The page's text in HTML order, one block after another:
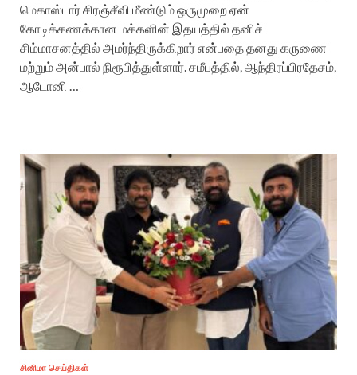
மெகாஸ்டார் சிரஞ்சீவி மீண்டும் ஒருமுறை ஏன்
கோடிக்கணக்கான மக்களின் இதயத்தில் தனிச்
சிம்மாசனத்தில் அமர்ந்திருக்கிறார் என்பதை தனது கருணை
மற்றும் அன்பால் நிரூபித்துள்ளார். சமீபத்தில், ஆந்திரப்பிரதேசம்,
ஆடோனி …
சினிமா செய்திகள்